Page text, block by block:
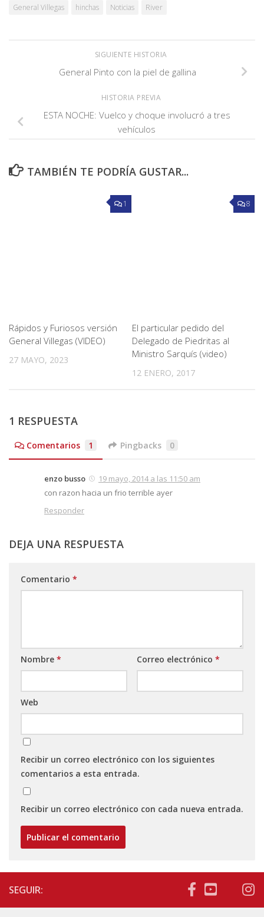
General Villegas
hinchas Noticias River
SIGUIENTE HISTORIA
General Pinto con la piel de gallina
HISTORIA PREVIA
ESTA NOCHE: Vuelco y choque involucró a tres
vehículos
TAMBIÉN TE PODRÍA GUSTAR...
1
Rápidos y Furiosos versión
General Villegas (VIDEO)
27 MAYO, 2023
8
El particular pedido del
Delegado de Piedritas al
Ministro Sarquís (video)
12 ENERO, 2017
1 RESPUESTA
Comentarios 1 Pingbacks 0
enzo busso
19 mayo, 2014 a las 11:50 am
con razon hacia un frio terrible ayer
Responder
DEJA UNA RESPUESTA
Comentario *
Nombre * Correo electrónico *
Web
Recibir un correo electrónico con los siguientes
comentarios a esta entrada.
Recibir un correo electrónico con cada nueva entrada.
SEGUIR: